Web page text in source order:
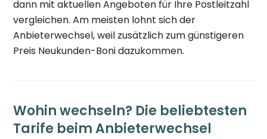
dann mit aktuellen Angeboten für Ihre Postleitzahl
vergleichen. Am meisten lohnt sich der
Anbieterwechsel, weil zusätzlich zum günstigeren
Preis Neukunden-Boni dazukommen.
Wohin wechseln? Die beliebtesten
Tarife beim Anbieterwechsel